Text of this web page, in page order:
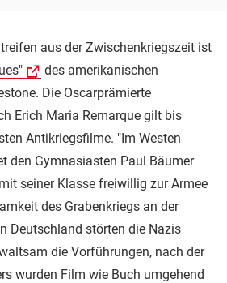
aus der Zwischenkriegszeit ist
des amerikanischen
Die Oscarprämierte
Erich Maria Remarque gilt bis
Antikriegsfilme. "Im Westen
den Gymnasiasten Paul Bäumer
seiner Klasse freiwillig zur Armee
des Grabenkriegs an der
Deutschland störten die Nazis
die Vorführungen, nach der
wurden Film wie Buch umgehend